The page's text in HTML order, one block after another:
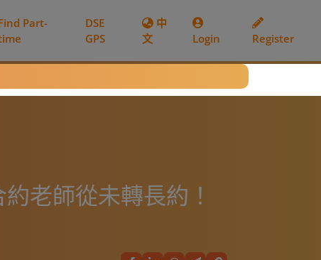
Part-
DSE
GPS
中
文
Login Register
老師從未轉長約！